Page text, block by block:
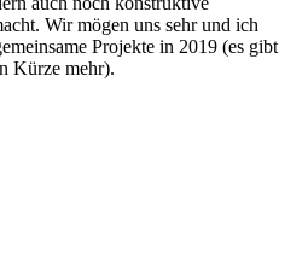
Wir mögen uns sehr und ich
Projekte in 2019 (es gibt
Kürze mehr).